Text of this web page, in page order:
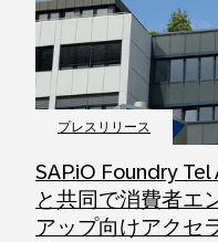
プレスリリース
SAP.iO Foundry
と共同で消費者エ
アップ向けアクセ